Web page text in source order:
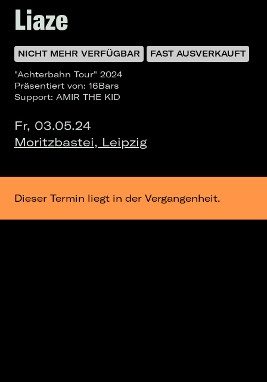
Liaze
NICHT MEHR VERFÜGBAR
FAST AUSVERKAUFT
"Achterbahn Tour" 2024
Präsentiert von: 16Bars
Support: AMIR THE KID
Fr, 03.05.24
Moritzbastei, Leipzig
Dieser Termin liegt in der Vergangenheit.